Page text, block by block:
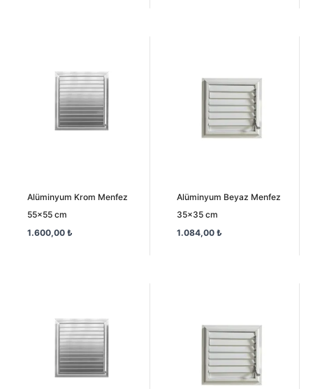
Alüminyum Krom Menfez
55×55 cm
1.600,00₺
Alüminyum Beyaz Menfez
35×35 cm
1.084,00₺